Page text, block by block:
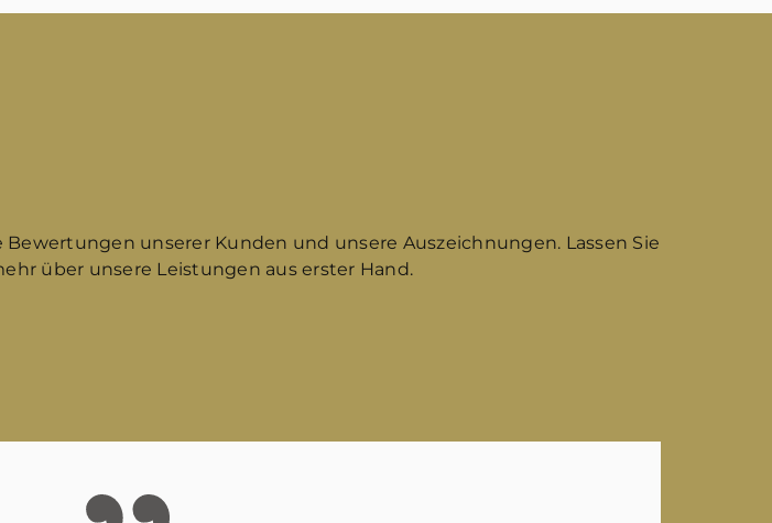
Bewertungen unserer Kunden und unsere Auszeichnungen. Lassen Sie
über unsere Leistungen aus erster Hand.